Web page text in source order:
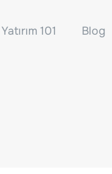
Yatırım 101 Blog